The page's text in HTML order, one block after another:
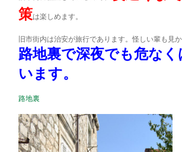
策は楽しめます。
旧市街内は治安が旅行であります。怪しい輩も見
路地裏で深夜でも危な
います。
路地裏